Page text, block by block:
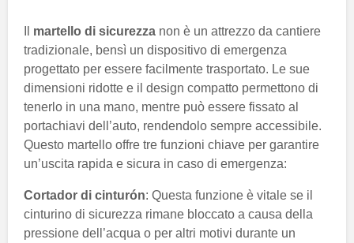
martello di sicurezza non è un attrezzo da cantiere
tradizionale, bensì un dispositivo di emergenza
progettato per essere facilmente trasportato. Le sue
dimensioni ridotte e il design compatto permettono di
tenerlo in una mano, mentre può essere fissato al
portachiavi dell’auto, rendendolo sempre accessibile.
Questo martello offre tre funzioni chiave per garantire
un’uscita rapida e sicura in caso di emergenza:
Cortador di cinturón: Questa funzione è vitale se il
cinturino di sicurezza rimane bloccato a causa della
pressione dell’acqua o per altri motivi durante un